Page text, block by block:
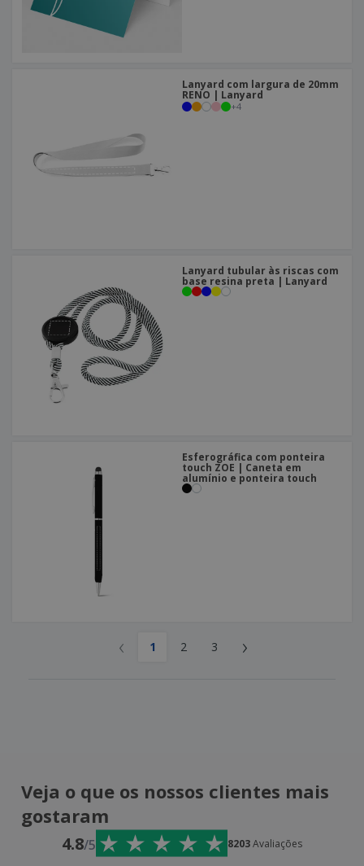
Lanyard com largura de 20mm
RENO | Lanyard
+4
Lanyard tubular às riscas com
base resina preta | Lanyard
Esferográfica com ponteira
touch ZOE | Caneta em
alumínio e ponteira touch
‹ 1 2 3 ›
Veja o que os nossos clientes mais
gostaram
4.8/5 8203Avaliações